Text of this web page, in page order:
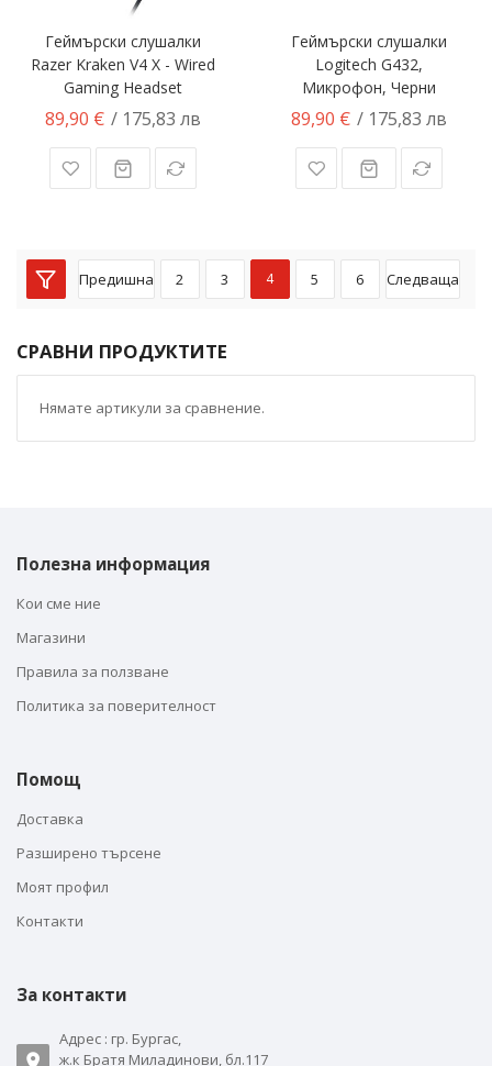
Геймърски слушалки
Razer Kraken V4 X - Wired
Gaming Headset
89,90 € / 175,83 лв
Геймърски слушалки
Logitech G432,
Микрофон, Черни
89,90 € / 175,83 лв
Предишна 2 3 4 5 6 Следваща
СРАВНИ ПРОДУКТИТЕ
Нямате артикули за сравнение.
Полезна информация
Кои сме ние
Магазини
Правила за ползване
Политика за поверителност
Помощ
Доставка
Разширено търсене
Моят профил
Контакти
За контакти
Адрес : гр. Бургас,
ж.к Братя Миладинови, бл.117